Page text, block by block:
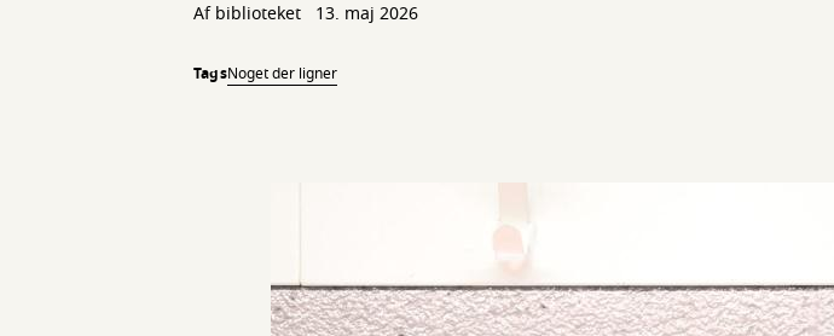
Af biblioteket 13. maj 2026
TagsNoget der ligner